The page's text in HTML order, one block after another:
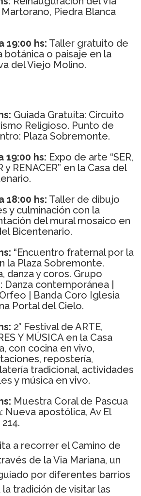
Piedra Blanca
19:00 hs: Taller gratuito de
botánica o paisaje en la
del Viejo Molino.
Guiada Gratuita: Circuito
Religioso. Punto de
Plaza Sobremonte.
19:00 hs: Expo de arte “SER,
y RENACER” en la Casa del
18:00 hs: Taller de dibujo
y culminación con la
del mural mosaico en
Bicentenario.
“Encuentro fraternal por la
la Plaza Sobremonte.
danza y coros. Grupo
Danza contemporánea |
| Banda Coro Iglesia
Portal del Cielo.
2° Festival de ARTE,
Y MÚSICA en la Casa
con cocina en vivo,
repostería,
tradicional, actividades
y música en vivo.
Muestra Coral de Pascua
Nueva apostólica, Av El
a recorrer el Camino de
de la Via Mariana, un
por diferentes barrios
tradición de visitar las